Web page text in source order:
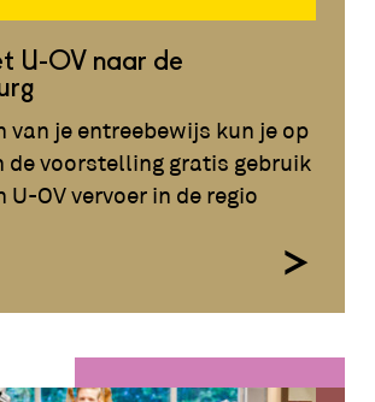
U-OV naar de
van je entreebewijs kun je op
de voorstelling gratis gebruik
U-OV vervoer in de regio